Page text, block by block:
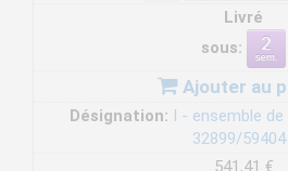
Livré
sous:
Ajouter au
Désignation: I - ensemble
32899/
541,41 €